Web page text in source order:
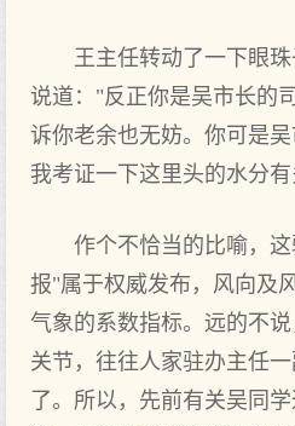
王主任转动了一下眼珠
说道："反正你是吴市长的
诉你老余也无妨。你可是
我考证一下这里头的水分
作个不恰当的比喻，
报"属于权威发布，风向及
气象的系数指标。远的不
关节，往往人家驻办主任
了。所以，先前有关吴同